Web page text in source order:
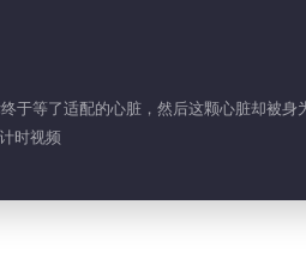
于等了适配的心脏，然后这颗心脏却被
时视频